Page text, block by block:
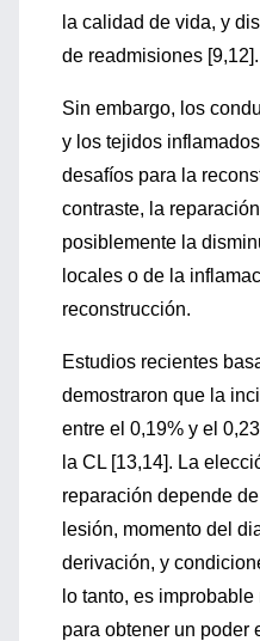
la calidad de vida, y
de readmisiones [9,12].
Sin embargo, los
y los tejidos
desafíos para la
contraste, la
posiblemente la
locales o de la
reconstrucción.
Estudios recientes
demostraron que la
entre el 0,19% y el
la CL [13,14]. La
reparación depende
lesión, momento del
derivación, y
lo tanto, es
para obtener un poder